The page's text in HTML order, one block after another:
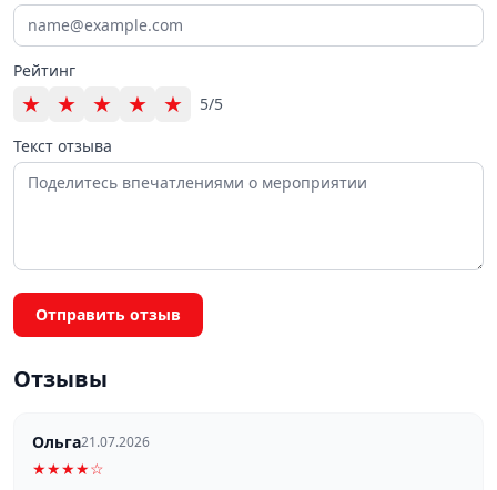
Рейтинг
★ ★ ★ ★ ★
5/5
Текст отзыва
Отправить отзыв
Отзывы
Ольга21.07.2026
★★★★☆